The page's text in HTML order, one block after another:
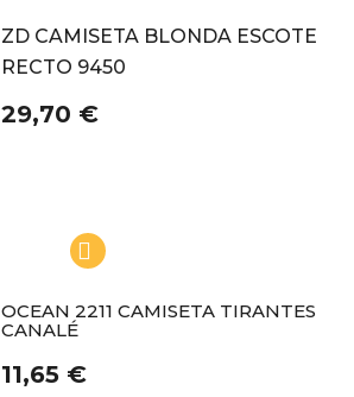
ZD CAMISETA BLONDA ESCOTE
RECTO 9450
29,70 €
OCEAN 2211 CAMISETA TIRANTES
CANALÉ
11,65 €